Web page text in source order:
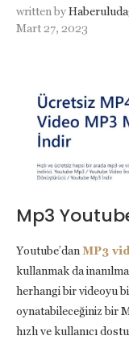
written by
Mart 27, 2023
Mp3
Youtube’danMP3
kullanmak da
herhangi bir videoyu
oynatabileceğiniz bir
hızlı ve kullanıcı